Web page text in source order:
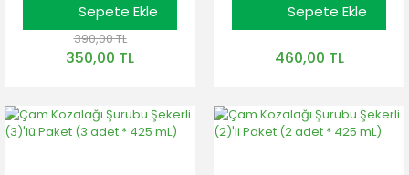
Sepete Ekle
390,00 TL
350,00 TL
Sepete Ekle
460,00 TL